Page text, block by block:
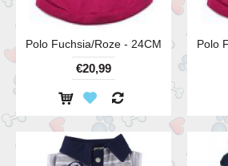
Polo Fuchsia/Roze - 24CM
€20,99
Polo